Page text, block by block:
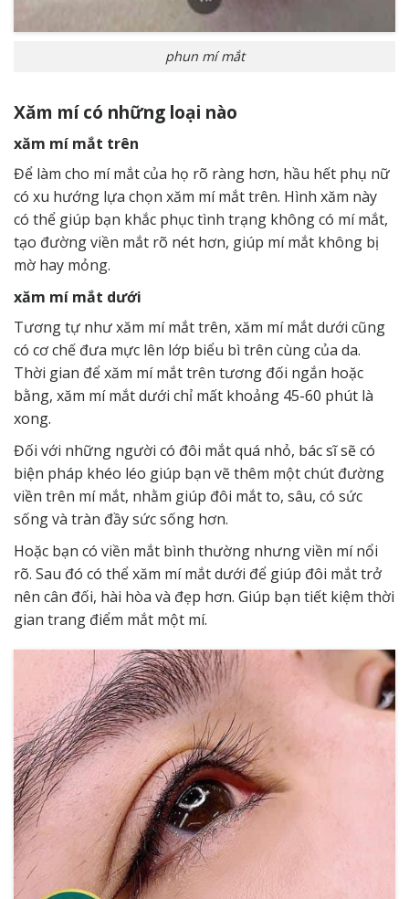
phun mí mắt
Xăm mí có những loại nào
xăm mí mắt trên
Để làm cho mí mắt của họ rõ ràng hơn, hầu hết phụ nữ
có xu hướng lựa chọn xăm mí mắt trên. Hình xăm này
có thể giúp bạn khắc phục tình trạng không có mí mắt,
tạo đường viền mắt rõ nét hơn, giúp mí mắt không bị
mờ hay mỏng.
xăm mí mắt dưới
Tương tự như xăm mí mắt trên, xăm mí mắt dưới cũng
có cơ chế đưa mực lên lớp biểu bì trên cùng của da.
Thời gian để xăm mí mắt trên tương đối ngắn hoặc
bằng, xăm mí mắt dưới chỉ mất khoảng 45-60 phút là
xong.
Đối với những người có đôi mắt quá nhỏ, bác sĩ sẽ có
biện pháp khéo léo giúp bạn vẽ thêm một chút đường
viền trên mí mắt, nhằm giúp đôi mắt to, sâu, có sức
sống và tràn đầy sức sống hơn.
Hoặc bạn có viền mắt bình thường nhưng viền mí nổi
rõ. Sau đó có thể xăm mí mắt dưới để giúp đôi mắt trở
nên cân đối, hài hòa và đẹp hơn. Giúp bạn tiết kiệm thời
gian trang điểm mắt một mí.